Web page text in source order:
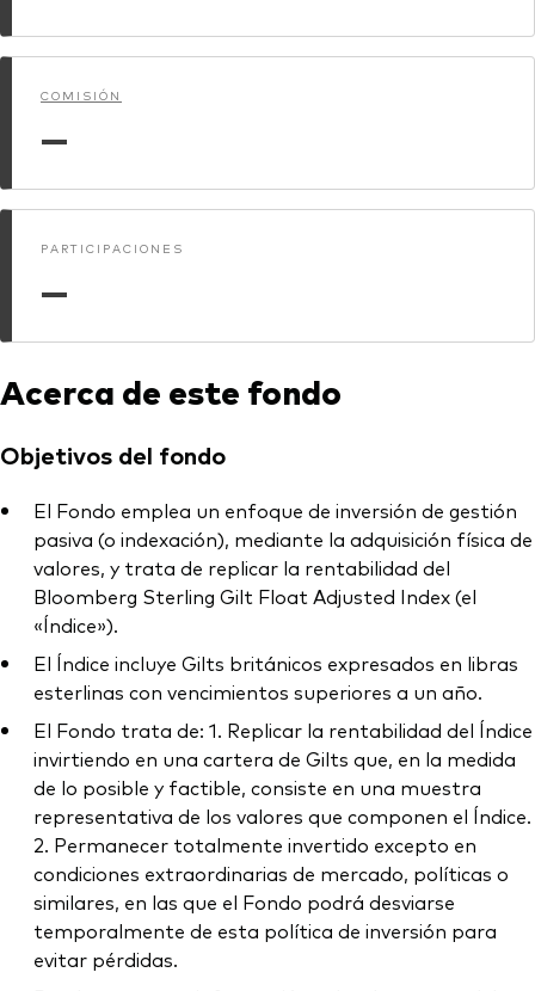
Fondos indexados
Multiactivos
LifeStrategy
Invierte con nosotros
Documentación legal
mercados de Vanguard
Generación V
Prevención de fraude
COMISIÓN
—
PARTICIPACIONES
—
Acerca de este fondo
Objetivos del fondo
El Fondo emplea un enfoque de inversión de gestión
pasiva (o indexación), mediante la adquisición física de
valores, y trata de replicar la rentabilidad del
Bloomberg Sterling Gilt Float Adjusted Index (el
«Índice»).
El Índice incluye Gilts británicos expresados en libras
esterlinas con vencimientos superiores a un año.
El Fondo trata de: 1. Replicar la rentabilidad del Índice
invirtiendo en una cartera de Gilts que, en la medida
de lo posible y factible, consiste en una muestra
representativa de los valores que componen el Índice.
2. Permanecer totalmente invertido excepto en
condiciones extraordinarias de mercado, políticas o
similares, en las que el Fondo podrá desviarse
temporalmente de esta política de inversión para
evitar pérdidas.